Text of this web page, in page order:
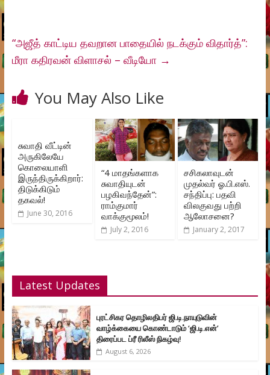
“அஜீத் காட்டிய தவறான பாதையில் நடக்கும் விதார்த்”:
மீரா கதிரவன் விளாசல் – வீடியோ →
You May Also Like
சுவாதி வீட்டின்
அருகிலேயே
கொலையாளி
இருந்திருக்கிறார்:
திடுக்கிடும்
தகவல்!
June 30, 2016
“4 மாதங்களாக
சுவாதியுடன்
பழகிவந்தேன்”:
ராம்குமார்
வாக்குமூலம்!
July 2, 2016
சசிகலாவுடன்
முதல்வர் ஓ.பி.எஸ்.
சந்திப்பு: பதவி
விலகுவது பற்றி
ஆலோசனை?
January 2, 2017
Latest Updates
புரட்சிகர தொழிலதிபர் ஜி.டி.நாயுடுவின்
வாழ்க்கையை கொண்டாடும் ‘ஜி.டி.என்’
திரைப்பட ப்ரீ ரிலீஸ் நிகழ்வு!
August 6, 2026